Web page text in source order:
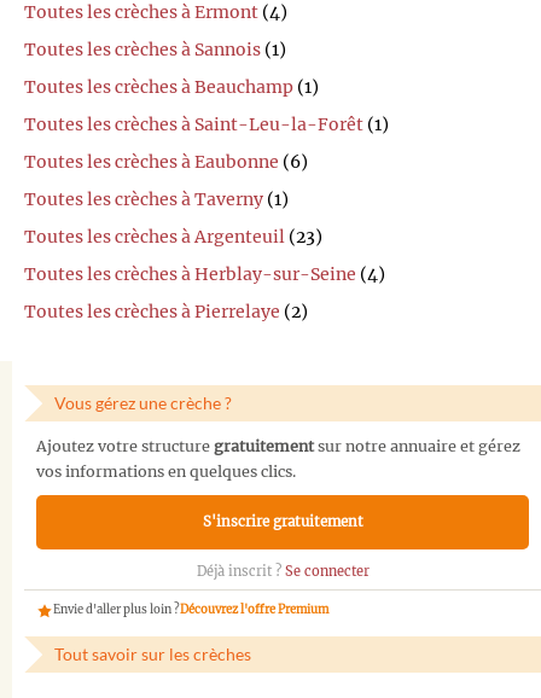
Toutes les crèches à Ermont (4)
Toutes les crèches à Sannois (1)
Toutes les crèches à Beauchamp (1)
Toutes les crèches à Saint-Leu-la-Forêt (1)
Toutes les crèches à Eaubonne (6)
Toutes les crèches à Taverny (1)
Toutes les crèches à Argenteuil (23)
Toutes les crèches à Herblay-sur-Seine (4)
Toutes les crèches à Pierrelaye (2)
Vous gérez une crèche ?
Ajoutez votre structure gratuitementsur notre annuaire et gérez
vos informations en quelques clics.
S'inscrire gratuitement
Déjà inscrit ? Se connecter
Envie d'aller plus loin ?Découvrez l'offre Premium
Tout savoir sur les crèches